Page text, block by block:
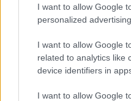
I want to allow Google
personalized advertising.
I want to allow Google
related to analytics like
device identifiers in
I want to allow Google
a XIV. kerületi Zsivora
klímavédelmi megoldást is
Nem az
épület